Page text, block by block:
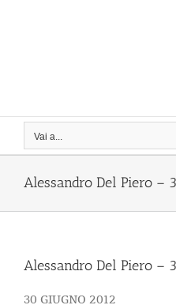
Vai a...
Alessandro Del Piero –
Alessandro Del Piero –
30 GIUGNO 2012